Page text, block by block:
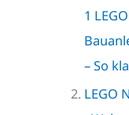
1
– So
LEGO